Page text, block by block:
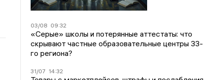
03/08 09:32
«Серые» школы и потерянные аттестаты: что
скрывают частные образовательные центры 33-
го региона?
31/07 14:32